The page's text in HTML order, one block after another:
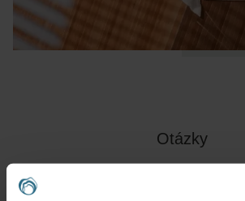
Otázky
služeb. Otázky a odpovědi týkající se našeho